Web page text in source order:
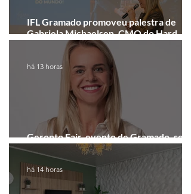
IFL Gramado promoveu palestra de
Gabriela Michaelsen, CMO do Hard
Rock Cafe Gramado
Geronto Fair, evento de Gramado, será
realizada em formato digital
há 13 horas
há 14 horas